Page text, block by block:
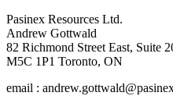
Pasinex Resources Ltd.
Andrew Gottwald
82 Richmond Street East, Suite
M5C 1P1 Toronto, ON
email :